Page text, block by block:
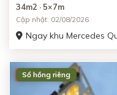
34m2 · 5×7m
Cập nhật: 02/08/2026
Ngay khu Mercedes
ĐÃ BÁN
Sổ hồng riêng